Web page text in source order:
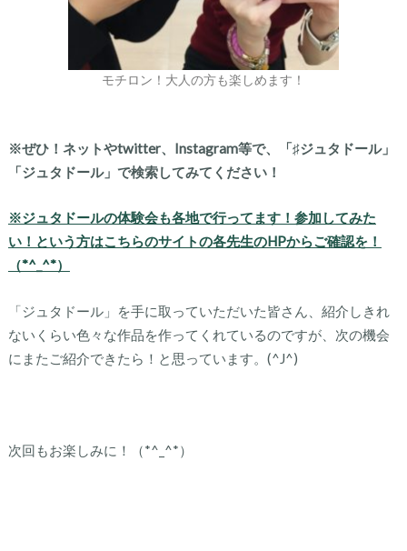
モチロン！大人の方も楽しめます！
※ぜひ！ネットやtwitter、Instagram等で、「♯ジュタドール」
「ジュタドール」で検索してみてください！
※ジュタドールの体験会も各地で行ってます！参加してみた
い！という方はこちらのサイトの各先生のHPからご確認を！
（*^_^*）
「ジュタドール」を手に取っていただいた皆さん、紹介しきれ
ないくらい色々な作品を作ってくれているのですが、次の機会
にまたご紹介できたら！と思っています。(^J^)
次回もお楽しみに！（*^_^*）